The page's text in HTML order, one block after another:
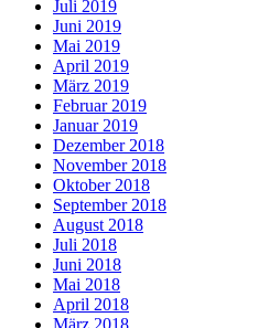
Juli 2019
Juni 2019
Mai 2019
April 2019
März 2019
Februar 2019
Januar 2019
Dezember 2018
November 2018
Oktober 2018
September 2018
August 2018
Juli 2018
Juni 2018
Mai 2018
April 2018
März 2018